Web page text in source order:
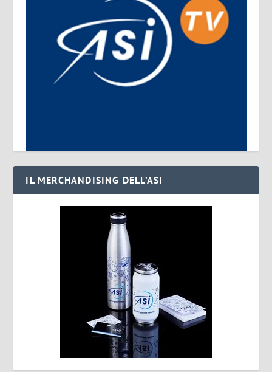
IL MERCHANDISING DELL’ASI